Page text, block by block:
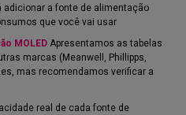
adicionar a fonte de alimentação
que você vai usar
MOLED Apresentamos as tabelas
marcas (Meanwell, Phillipps,
mas recomendamos verificar a
real de cada fonte de